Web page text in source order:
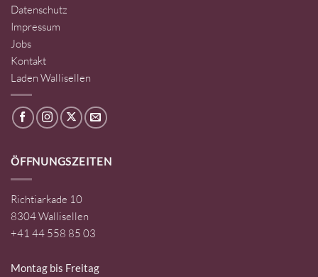
Datenschutz
Impressum
Jobs
Kontakt
Laden Wallisellen
ÖFFNUNGSZEITEN
Richtiarkade 10
8304 Wallisellen
+41 44 558 85 03
Montag bis Freitag